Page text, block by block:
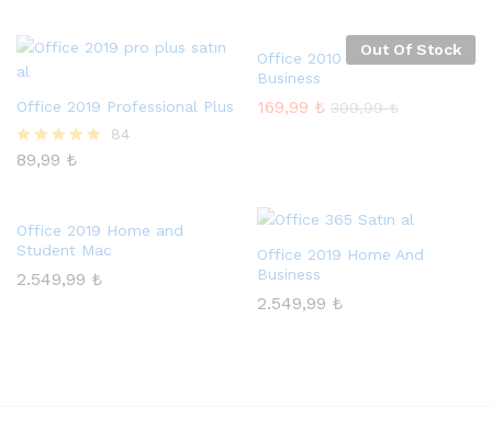
Office 2019 Professional Plus
5 üzerinden
84
89,99 ₺
Out Of Stock
Office 2010 Home And
Business
169,99 ₺ 399,99₺
Office 2019 Home and
Student Mac
2.549,99 ₺
Office 2019 Home And
Business
2.549,99 ₺